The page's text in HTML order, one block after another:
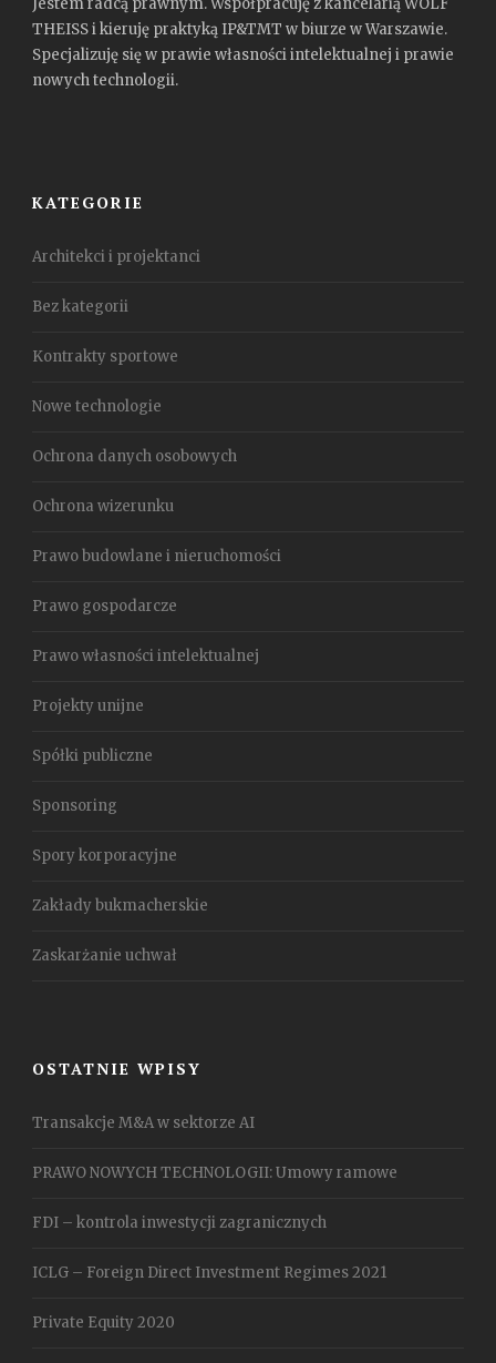
Jestem radcą prawnym. Współpracuję z kancelarią WOLF
THEISS i kieruję praktyką IP&TMT w biurze w Warszawie.
Specjalizuję się w prawie własności intelektualnej i prawie
nowych technologii.
KATEGORIE
Architekci i projektanci
Bez kategorii
Kontrakty sportowe
Nowe technologie
Ochrona danych osobowych
Ochrona wizerunku
Prawo budowlane i nieruchomości
Prawo gospodarcze
Prawo własności intelektualnej
Projekty unijne
Spółki publiczne
Sponsoring
Spory korporacyjne
Zakłady bukmacherskie
Zaskarżanie uchwał
OSTATNIE WPISY
Transakcje M&A w sektorze AI
PRAWO NOWYCH TECHNOLOGII: Umowy ramowe
FDI – kontrola inwestycji zagranicznych
ICLG – Foreign Direct Investment Regimes 2021
Private Equity 2020